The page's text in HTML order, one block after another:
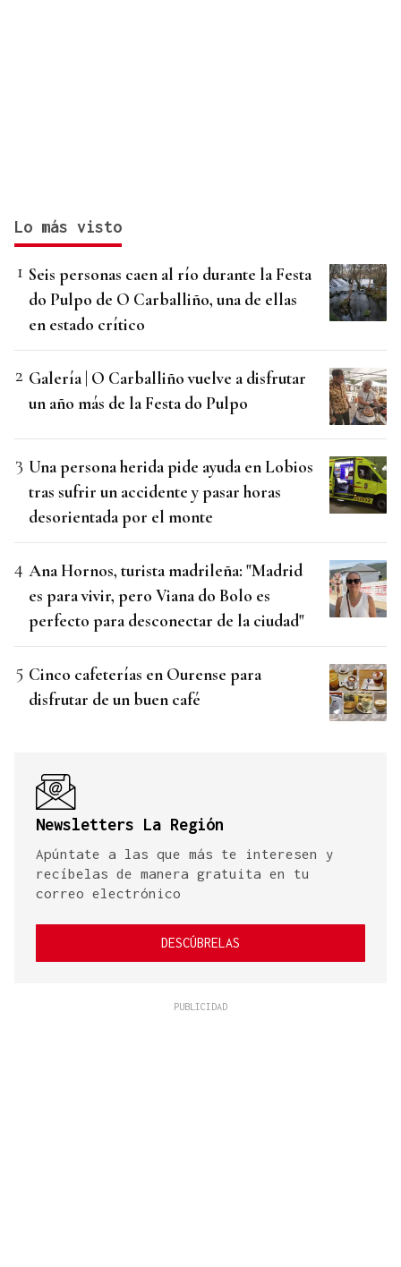
Lo más visto
Seis personas caen al río durante la Festa
do Pulpo de O Carballiño, una de ellas
en estado crítico
Galería | O Carballiño vuelve a disfrutar
un año más de la Festa do Pulpo
Una persona herida pide ayuda en Lobios
tras sufrir un accidente y pasar horas
desorientada por el monte
Ana Hornos, turista madrileña: "Madrid
es para vivir, pero Viana do Bolo es
perfecto para desconectar de la ciudad"
Cinco cafeterías en Ourense para
disfrutar de un buen café
Newsletters La Región
Apúntate a las que más te interesen y
recíbelas de manera gratuita en tu
correo electrónico
DESCÚBRELAS